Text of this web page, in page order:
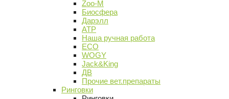
Zoo-M
Биосфера
Дарэлл
АТР
Наша ручная работа
ECO
WOGY
Jack&King
ДВ
Прочие вет.препараты
Ринговки